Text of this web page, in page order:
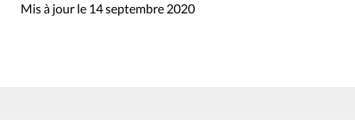
Mis à jour le 14 septembre 2020